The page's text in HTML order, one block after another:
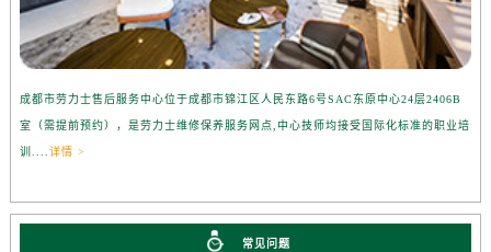
成都市劳力士售后服务中心位于成都市锦江区人民东路6号SAC东原中心24层2406B
室（需提前预约），是劳力士维修保养服务网点,中心技师均接受国际化标准的职业培
训....详情 >
常见问题